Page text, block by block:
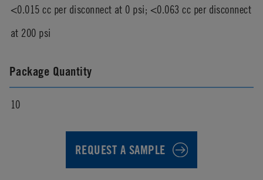
<0.015 cc per disconnect at 0 psi; <0.063 cc per disconnect
at 200 psi
Package Quantity
10
REQUEST A SAMPLE